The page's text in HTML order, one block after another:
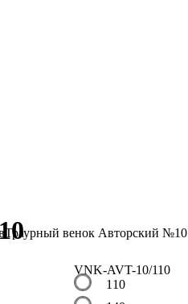
Траурный венок Авторский №10
VNK-AVT-10/110
110